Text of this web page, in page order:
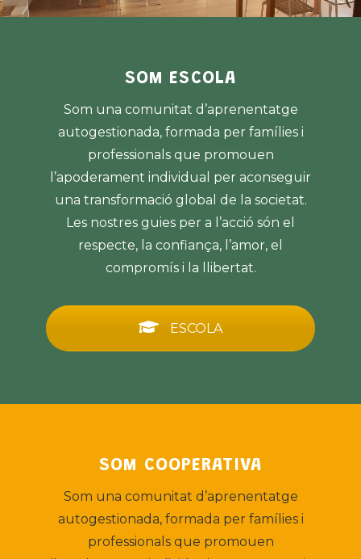
SOM ESCOLA
Som una comunitat d’aprenentatge
autogestionada, formada per famílies i
professionals que promouen
l’apoderament individual per aconseguir
una transformació global de la societat.
Les nostres guies per a l’acció són el
respecte, la confiança, l’amor, el
compromís i la llibertat.
ESCOLA
SOM COOPERATIVA
Som una comunitat d’aprenentatge
autogestionada, formada per famílies i
professionals que promouen